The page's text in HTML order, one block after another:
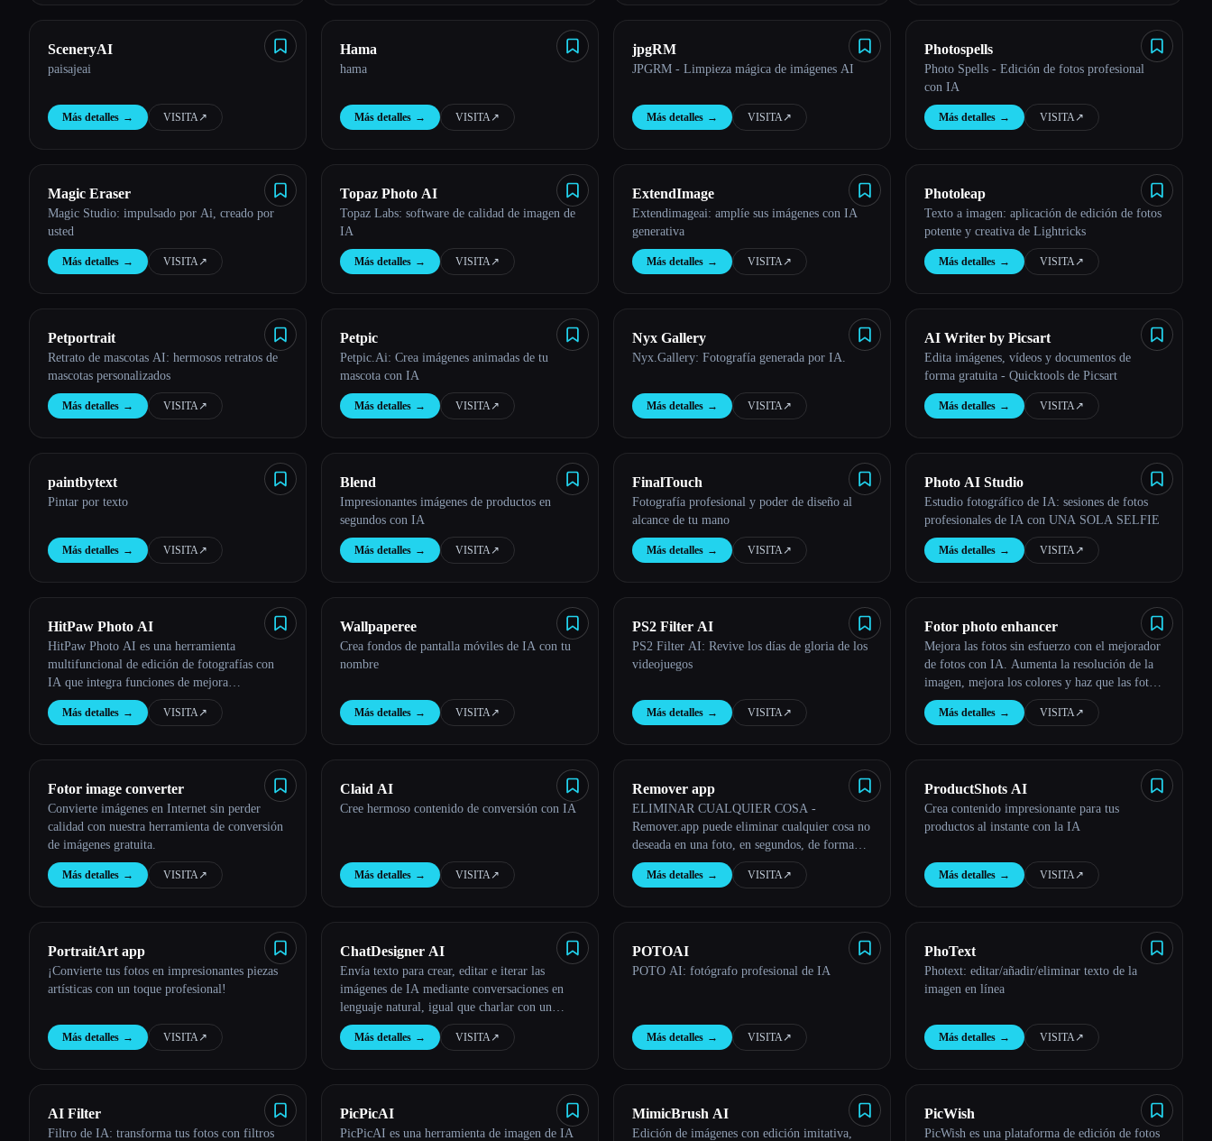
SceneryAI
paisajeai
Más detalles → VISITA↗︎
Hama
hama
Más detalles → VISITA↗︎
jpgRM
JPGRM - Limpieza mágica de imágenes AI
Más detalles → VISITA↗︎
Photospells
Photo Spells - Edición de fotos profesional
con IA
Más detalles → VISITA↗︎
Magic Eraser
Magic Studio: impulsado por Ai, creado por
usted
Más detalles → VISITA↗︎
Topaz Photo AI
Topaz Labs: software de calidad de imagen de
IA
Más detalles → VISITA↗︎
ExtendImage
Extendimageai: amplíe sus imágenes con IA
generativa
Más detalles → VISITA↗︎
Photoleap
Texto a imagen: aplicación de edición de fotos
potente y creativa de Lightricks
Más detalles → VISITA↗︎
Petportrait
Retrato de mascotas AI: hermosos retratos de
mascotas personalizados
Más detalles → VISITA↗︎
Petpic
Petpic.Ai: Crea imágenes animadas de tu
mascota con IA
Más detalles → VISITA↗︎
Nyx Gallery
Nyx.Gallery: Fotografía generada por IA.
Más detalles → VISITA↗︎
AI Writer by Picsart
Edita imágenes, vídeos y documentos de
forma gratuita - Quicktools de Picsart
Más detalles → VISITA↗︎
paintbytext
Pintar por texto
Más detalles → VISITA↗︎
Blend
Impresionantes imágenes de productos en
segundos con IA
Más detalles → VISITA↗︎
FinalTouch
Fotografía profesional y poder de diseño al
alcance de tu mano
Más detalles → VISITA↗︎
Photo AI Studio
Estudio fotográfico de IA: sesiones de fotos
profesionales de IA con UNA SOLA SELFIE
Más detalles → VISITA↗︎
HitPaw Photo AI
HitPaw Photo AI es una herramienta
multifuncional de edición de fotografías con
IA que integra funciones de mejora
fotográfica, eliminación de objetos y fondos y
genera arte con IA.
Más detalles → VISITA↗︎
Wallpaperee
Crea fondos de pantalla móviles de IA con tu
nombre
Más detalles → VISITA↗︎
PS2 Filter AI
PS2 Filter AI: Revive los días de gloria de los
videojuegos
Más detalles → VISITA↗︎
Fotor photo enhancer
Mejora las fotos sin esfuerzo con el mejorador
de fotos con IA. Aumenta la resolución de la
imagen, mejora los colores y haz que las fotos
sean nítidas con solo un clic.
Más detalles → VISITA↗︎
Fotor image converter
Convierte imágenes en Internet sin perder
calidad con nuestra herramienta de conversión
de imágenes gratuita.
Más detalles → VISITA↗︎
Claid AI
Cree hermoso contenido de conversión con IA
Más detalles → VISITA↗︎
Remover app
ELIMINAR CUALQUIER COSA -
Remover.app puede eliminar cualquier cosa no
deseada en una foto, en segundos, de forma
gratuita
Más detalles → VISITA↗︎
ProductShots AI
Crea contenido impresionante para tus
productos al instante con la IA
Más detalles → VISITA↗︎
PortraitArt app
¡Convierte tus fotos en impresionantes piezas
artísticas con un toque profesional!
Más detalles → VISITA↗︎
ChatDesigner AI
Envía texto para crear, editar e iterar las
imágenes de IA mediante conversaciones en
lenguaje natural, igual que charlar con un
diseñador.
Más detalles → VISITA↗︎
POTOAI
POTO AI: fotógrafo profesional de IA
Más detalles → VISITA↗︎
PhoText
Photext: editar/añadir/eliminar texto de la
imagen en línea
Más detalles → VISITA↗︎
AI Filter
Filtro de IA: transforma tus fotos con filtros
PicPicAI
PicPicAI es una herramienta de imagen de IA
MimicBrush AI
Edición de imágenes con edición imitativa,
PicWish
PicWish es una plataforma de edición de fotos